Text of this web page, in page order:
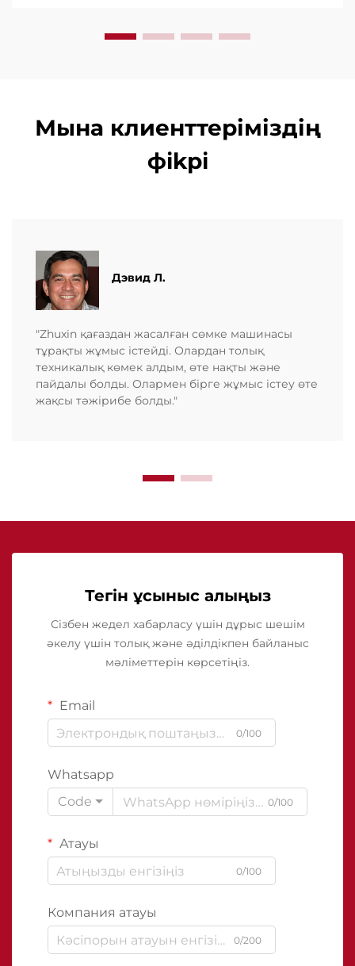
Мына клиенттеріміздің
фikрi
Дэвид Л.
"Zhuxin қағаздан жасалған сөмке машинасы
тұрақты жұмыс істейді. Олардан толық
техникалық көмек алдым, өте нақты және
пайдалы болды. Олармен бірге жұмыс істеу өте
жақсы тәжірибе болды."
Тегін ұсыныс алыңыз
Сізбен жедел хабарласу үшін дұрыс шешім
әкелу үшін толық және әділдікпен байланыс
мәліметтерін көрсетіңіз.
Email
0/100
Whatsapp
Code
0/100
Атауы
0/100
Компания атауы
0/200